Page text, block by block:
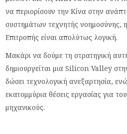
να περιορίσουν την Κίνα στην
συστημάτων τεχνητής νοημοσύνης,
Επιτροπής είναι απολύτως λογική.
Μακάρι να δούμε τη στρατηγική
δημιουργείται μια Silicon Valley
δώσει τεχνολογική ανεξαρτησία,
εκατομμύρια θέσεις εργασίας για
μηχανικούς.